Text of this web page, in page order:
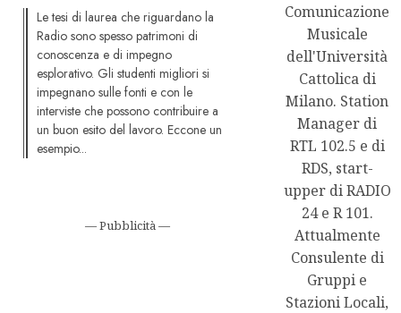
Le tesi di laurea che riguardano la
Radio sono spesso patrimoni di
conoscenza e di impegno
esplorativo. Gli studenti migliori si
impegnano sulle fonti e con le
interviste che possono contribuire a
un buon esito del lavoro. Eccone un
esempio...
— Pubblicità —
Comunicazione
Musicale
dell'Università
Cattolica di
Milano. Station
Manager di
RTL 102.5 e di
RDS, start-
upper di RADIO
24 e R 101.
Attualmente
Consulente di
Gruppi e
Stazioni Locali,